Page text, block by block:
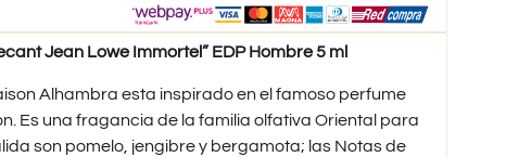
Jean Lowe Immortel” EDP Hombre 5 ml
Alhambra esta inspirado en el famoso perfume
Es una fragancia de la familia olfativa Oriental para
son pomelo, jengibre y bergamota; las Notas de